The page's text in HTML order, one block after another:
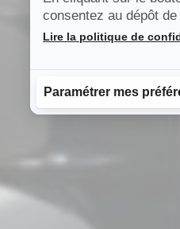
consentez au dépôt
Plateforme de Gestion du
Lire la politique de
Paramétrer mes